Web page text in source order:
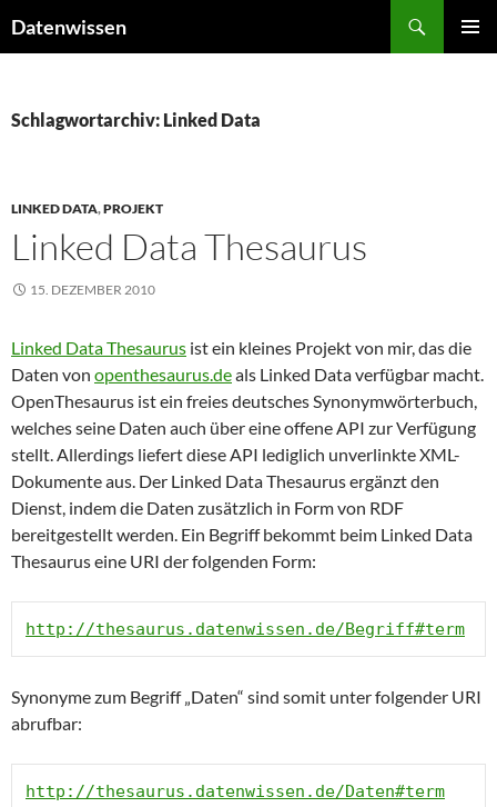
Inhalt
Datenwissen
Schlagwortarchiv: Linked Data
LINKED DATA,PROJEKT
Linked Data Thesaurus
15. DEZEMBER 2010
Linked Data Thesaurus ist ein kleines Projekt von mir, das die
Daten von openthesaurus.deals Linked Data verfügbar macht.
OpenThesaurus ist ein freies deutsches Synonymwörterbuch,
welches seine Daten auch über eine offene API zur Verfügung
stellt. Allerdings liefert diese API lediglich unverlinkte XML-
Dokumente aus. Der Linked Data Thesaurus ergänzt den
Dienst, indem die Daten zusätzlich in Form von RDF
bereitgestellt werden. Ein Begriff bekommt beim Linked Data
Thesaurus eine URI der folgenden Form:
http://thesaurus.datenwissen.de/Begriff#term
Synonyme zum Begriff „Daten“ sind somit unter folgender URI
abrufbar:
http://thesaurus.datenwissen.de/Daten#term